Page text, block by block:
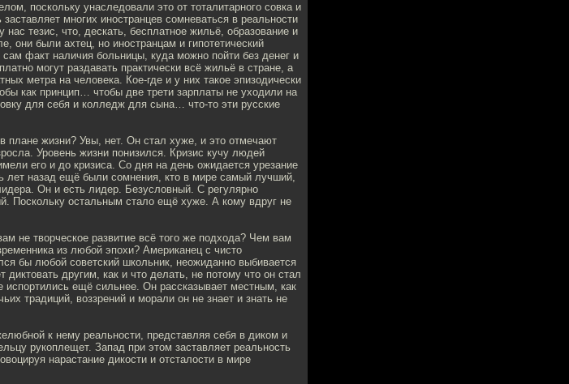
поскольку унаследовали это от тоталитарного совка и
многих иностранцев сомневаться в реальности
тезис, что, дескать, бесплатное жильё, образование и
они были ахтец, но иностранцам и гипотетический
факт наличия больницы, куда можно пойти без денег и
могут раздавать практически всё жильё в стране, а
метра на человека. Кое-где и у них такое эпизодически
как принцип… чтобы две трети зарплаты не уходили на
для себя и колледж для сына… что-то эти русские
плане жизни? Увы, нет. Он стал хуже, и это отмечают
Уровень жизни понизился. Кризис кучу людей
его и до кризиса. Со дня на день ожидается урезание
лет назад ещё были сомнения, кто в мире самый лучший,
Он и есть лидер. Безусловный. С регулярно
Поскольку остальным стало ещё хуже. А кому вдруг не
не творческое развитие всё того же подхода? Чем вам
из любой эпохи? Американец с чисто
бы любой советский школьник, неожиданно выбивается
другим, как и что делать, не потому что он стал
ещё сильнее. Он рассказывает местным, как
традиций, воззрений и морали он не знает и знать не
к нему реальности, представляя себя в диком и
рукоплещет. Запад при этом заставляет реальность
нарастание дикости и отсталости в мире